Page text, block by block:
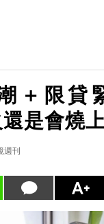
＋限貸
是會燒
週刊